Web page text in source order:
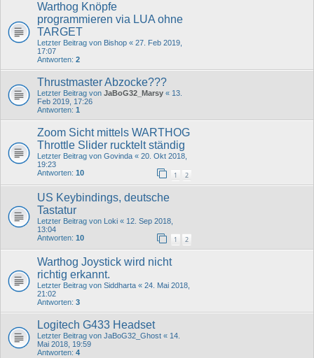
Warthog Knöpfe
programmieren via LUA ohne
TARGET
Letzter Beitrag von Bishop « 27. Feb 2019,
17:07
Antworten: 2
Thrustmaster Abzocke???
Letzter Beitrag von JaBoG32_Marsy « 13.
Feb 2019, 17:26
Antworten: 1
Zoom Sicht mittels WARTHOG
Throttle Slider rucktelt ständig
Letzter Beitrag von Govinda « 20. Okt 2018,
19:23
Antworten: 10 1 2
US Keybindings, deutsche
Tastatur
Letzter Beitrag von Loki « 12. Sep 2018,
13:04
Antworten: 10 1 2
Warthog Joystick wird nicht
richtig erkannt.
Letzter Beitrag von Siddharta « 24. Mai 2018,
21:02
Antworten: 3
Logitech G433 Headset
Letzter Beitrag von JaBoG32_Ghost « 14.
Mai 2018, 19:59
Antworten: 4